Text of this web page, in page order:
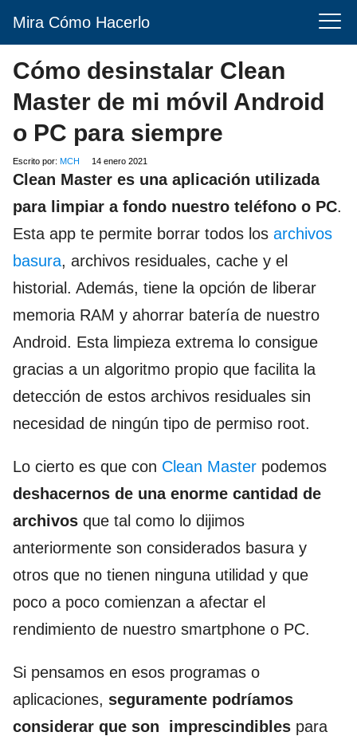
Mira Cómo Hacerlo
Cómo desinstalar Clean
Master de mi móvil Android
o PC para siempre
Escrito por: MCH 14 enero 2021
Clean Master es una aplicación utilizada
para limpiar a fondo nuestro teléfono o PC.
Esta app te permite borrar todos los archivos
basura, archivos residuales, cache y el
historial. Además, tiene la opción de liberar
memoria RAM y ahorrar batería de nuestro
Android. Esta limpieza extrema lo consigue
gracias a un algoritmo propio que facilita la
detección de estos archivos residuales sin
necesidad de ningún tipo de permiso root.
Lo cierto es que con Clean Master podemos
deshacernos de una enorme cantidad de
archivos que tal como lo dijimos
anteriormente son considerados basura y
otros que no tienen ninguna utilidad y que
poco a poco comienzan a afectar el
rendimiento de nuestro smartphone o PC.
Si pensamos en esos programas o
aplicaciones, seguramente podríamos
considerar que son imprescindibles para